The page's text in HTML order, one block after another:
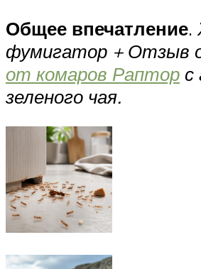
Общее впечатление.
фумигатор + Отзыв
от комаров Раптор с
зеленого чая.